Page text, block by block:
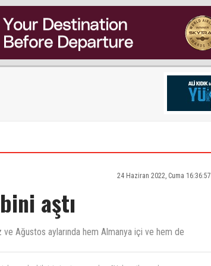
24 Haziran 2022, Cuma 16:36:57
aştı
ve Ağustos aylarında hem Almanya içi ve hem de